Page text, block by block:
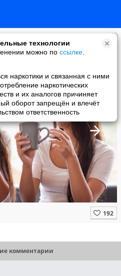
технологии
можно по ссылке
наркотики и связанная с ними
наркотических
и их аналогов причиняет
оборот запрещён и влечёт
ответственность
комментарии